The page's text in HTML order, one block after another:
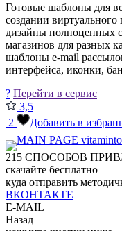
Готовые шаблоны для
создании виртуального
дизайны полноценных
магазинов для разных
шаблоны e-mail
интерфейса, иконки,
? Перейти в сервис
3,5
2
Добавить в
215 СПОСОБОВ
скачайте бесплатно
куда отправить
ВКОНТАКТЕ
E-MAIL
Назад